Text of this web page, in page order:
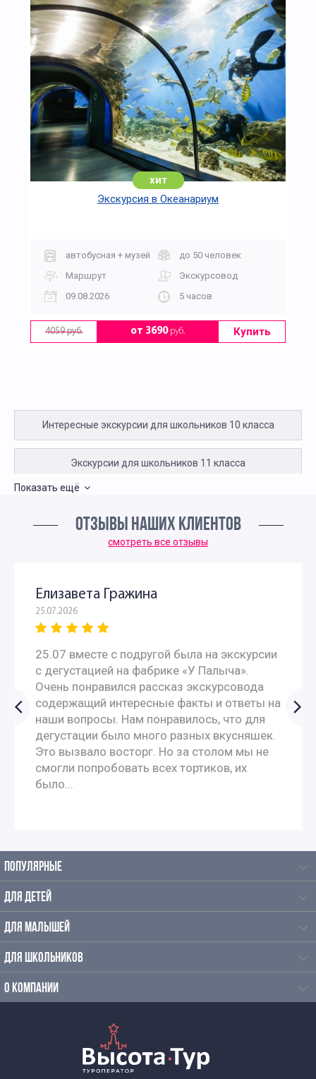
хит
Экскурсия в Океанариум
автобусная + музей
до 50 человек
Маршрут
Экскурсовод
09.08.2026
5 часов
4059 руб. от 3690руб. Купить
Интересные экскурсии для школьников 10 класса
Экскурсии для школьников 11 класса
Интересные экскурсии для школьников 6 класса в
Экскурсии в музеи для школьников 6 классов
Экскурсии по москве для 9 класса
Автобусные экскурсии по Москве для школьников
Автобусные экскурсии для школьников средней школы
Экскурсии на зимние каникулы для школьников
Однодневные экскурсии для школьников
Экскурсии для школьников по истории
Познавательные экскурсии для школьников
Показать ещё
ОТЗЫВЫ НАШИХ КЛИЕНТОВ
смотреть все отзывы
Елизавета Гражина
25.07.2026
25.07 вместе с подругой была на экскурсии
с дегустацией на фабрике «У Палыча».
Очень понравился рассказ экскурсовода
содержащий интересные факты и ответы на
наши вопросы. Нам понравилось, что для
дегустации было много разных вкусняшек.
Это вызвало восторг. Но за столом мы не
смогли попробовать всех тортиков, их
было...
ПОПУЛЯРНЫЕ
ДЛЯ ДЕТЕЙ
ДЛЯ МАЛЫШЕЙ
ДЛЯ ШКОЛЬНИКОВ
О КОМПАНИИ